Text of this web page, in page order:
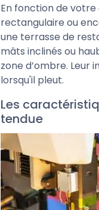
En fonction de
rectangulaire ou
une terrasse de
mâts inclinés ou
zone d’ombre.
lorsqu'il pleut.
Les
tendue